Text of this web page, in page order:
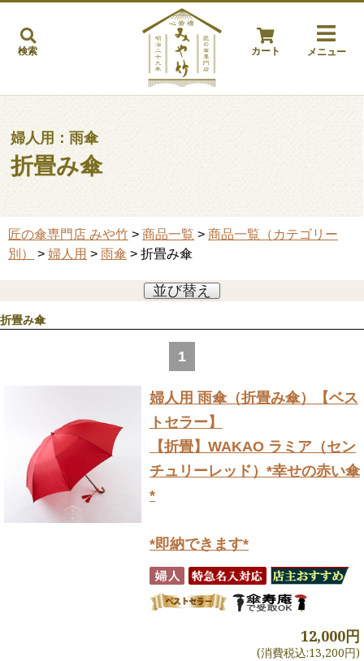
検索 カート メニュー
婦人用：雨傘
折畳み傘
匠の傘専門店 みや竹 > 商品一覧 > 商品一覧（カテゴリー
別）
> 婦人用 > 雨傘 > 折畳み傘
並び替え
折畳み傘
1
婦人用 雨傘（折畳み傘）
【ベス
トセラー】
【折畳】WAKAO ラミア（セン
チュリーレッド）*幸せの赤い傘
*
*即納できます*
12,000円
(消費税込:13,200円)